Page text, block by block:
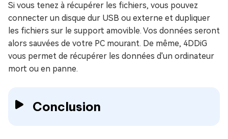
Si vous tenez à récupérer les fichiers, vous pouvez
connecter un disque dur USB ou externe et dupliquer
les fichiers sur le support amovible. Vos données seront
alors sauvées de votre PC mourant. De même, 4DDiG
vous permet de récupérer les données d'un ordinateur
mort ou en panne.
Conclusion